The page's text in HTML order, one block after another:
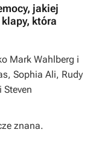
jakiej
klapy, która
Mark Wahlberg i
Sophia Ali, Rudy
znana.